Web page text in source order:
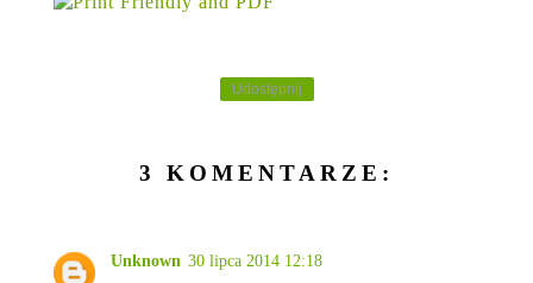
Udostępnij
3 KOMENTARZE:
Unknown 30 lipca 2014 12:18